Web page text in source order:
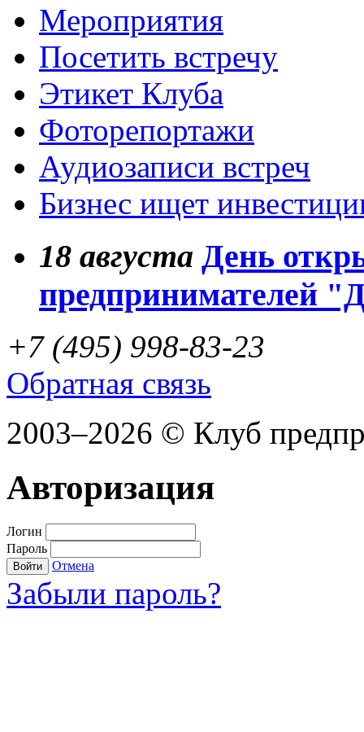
Мероприятия
Посетить встречу
Этикет Клуба
Фоторепортажи
Аудиозаписи встреч
Бизнес ищет
18 августа День
предпринимателей
+7 (495) 998-83-23
Обратная связь
2003–2026 © Клуб
Авторизация
Логин
Пароль
Войти Отмена
Забыли пароль?